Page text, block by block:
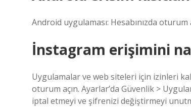
Android uygulaması: Hesabınızda
İnstagram erişimini
Uygulamalar ve web siteleri için izinleri
oturum açın. Ayarlar’da Güvenlik >
iptal etmeyi ve şifrenizi değiştirmeyi